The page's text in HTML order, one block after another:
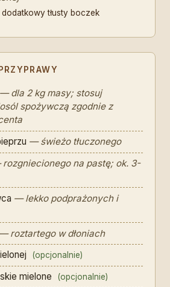
tłusty boczek
— dla 2 kg masy; stosuj
spożywczą zgodnie z
— świeżo tłuczonego
na pastę; ok. 3-
— lekko podprażonych i
— roztartego w dłoniach
(opcjonalnie)
mielone (opcjonalnie)